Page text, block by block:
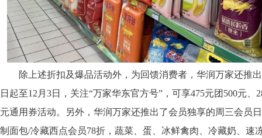
除上述折扣及爆品活动外，为回馈消费者，华润万家还推
日起至12月3日，关注“万家华东官方号”，可享475元团500元、
元通用券活动。另外，华润万家还推出了会员独享的周三会员
制面包/冷藏西点会员78折，蔬菜、蛋、冰鲜禽肉、冷藏奶、速